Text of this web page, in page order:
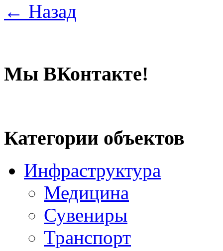
← Назад
Мы ВКонтакте!
Категории объектов
Инфраструктура
Медицина
Сувениры
Транспорт